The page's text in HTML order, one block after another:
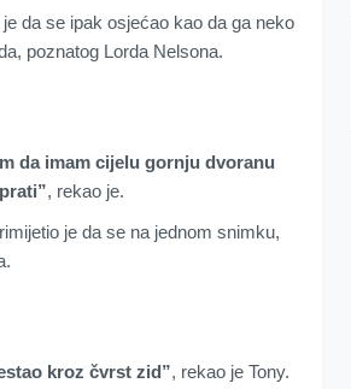
da se ipak osjećao kao da ga neko
poznatog Lorda Nelsona.
da imam cijelu gornju dvoranu
, rekao je.
je da se na jednom snimku,
kroz čvrst zid”, rekao je Tony.